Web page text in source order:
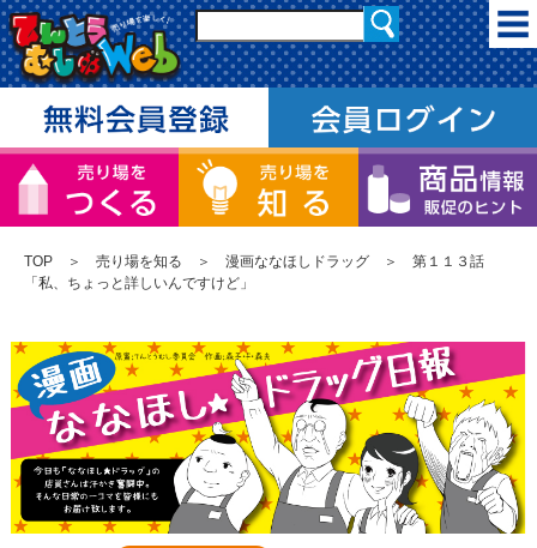
TOP ＞ 売り場を知る ＞ 漫画ななほしドラッグ ＞ 第１１３話
「私、ちょっと詳しいんですけど」